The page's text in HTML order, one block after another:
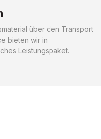
über den Transport
bieten wir in
Leistungspaket.